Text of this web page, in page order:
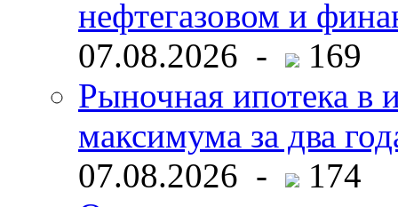
нефтегазовом и
07.08.2026 -
169
Рыночная ипотека в
максимума за два
07.08.2026 -
174